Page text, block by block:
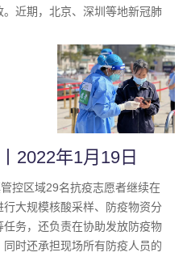
近期，北京、深圳等地新冠肺
前对进口冻品加强监管势在必
口冷冻冷藏食品集中监管仓责任
2022年1月19日
控区域29名抗疫志愿者继续在
大规模核酸采样、防疫物资分
务，还负责在协助发放防疫物
时还承担现场所有防疫人员的